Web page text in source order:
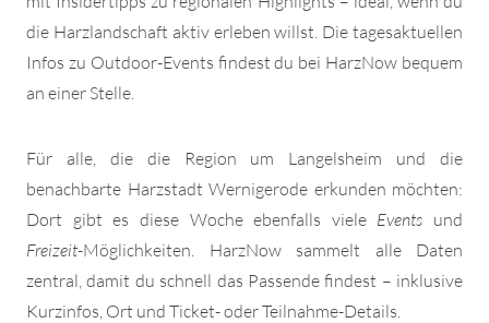
die Harzlandschaft aktiv erleben willst. Die tagesaktuellen
Infos zu Outdoor-Events findest du bei HarzNow bequem
an einer Stelle.
Für alle, die die Region um Langelsheim und die
benachbarte Harzstadt Wernigerode erkunden möchten:
Dort gibt es diese Woche ebenfalls viele Events und
Freizeit-Möglichkeiten. HarzNow sammelt alle Daten
zentral, damit du schnell das Passende findest – inklusive
Kurzinfos, Ort und Ticket- oder Teilnahme-Details.